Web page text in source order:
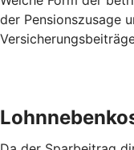
der Pensionszusage